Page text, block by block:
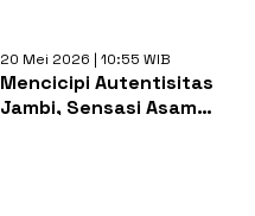
20 Mei 2026 | 10:55 WIB
Mencicipi Autentisitas
Jambi, Sensasi Asam